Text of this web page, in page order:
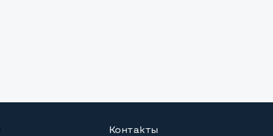
Контакты